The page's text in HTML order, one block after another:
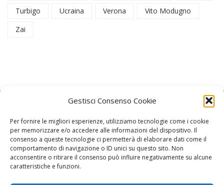
Gestisci Consenso Cookie
Per fornire le migliori esperienze, utilizziamo tecnologie come i cookie
per memorizzare e/o accedere alle informazioni del dispositivo. Il
consenso a queste tecnologie ci permetterà di elaborare dati come il
comportamento di navigazione o ID unici su questo sito. Non
acconsentire o ritirare il consenso può influire negativamente su alcune
caratteristiche e funzioni.
Turbigo
Ucraina Verona
Vito Modugno
Zai
La Redazione
Direttore responsabile: